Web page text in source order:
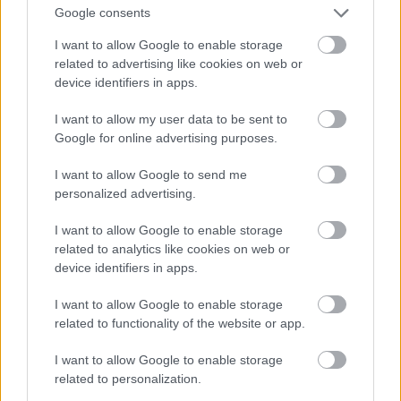
Google consents
I want to allow Google to enable storage
related to advertising like cookies on web or
device identifiers in apps.
I want to allow my user data to be sent to
Google for online advertising purposes.
I want to allow Google to send me
personalized advertising.
I want to allow Google to enable storage
related to analytics like cookies on web or
device identifiers in apps.
I want to allow Google to enable storage
related to functionality of the website or app.
I want to allow Google to enable storage
related to personalization.
Mintha csak az M9 új nyomvonala lenne mindenre
És mit mondPalkovics László, miniszter?
„A kabinet folyamatosan azon dolgozott és
dolgozik, hogy a nagyvárosok gyorsforgalmi
kapcsolatát biztosítsa, a határok ilyen
módon való elérését megoldja, és hogy
bármelyik településről fél óra alatt
elérhetővé váljék egy-egy gyorsforgalmi út.”
Megint kisajátítják az új nyomvonalnak azt, amit a
régi is tud!
Nézzük az ezzel ellentétes véleményeket: